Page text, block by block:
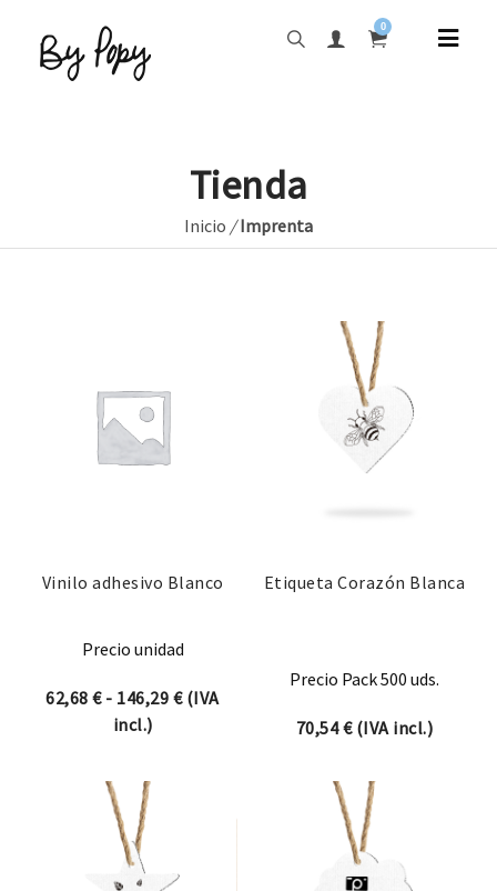
0
Tienda
Inicio /Imprenta
Vinilo adhesivo Blanco
Precio unidad
62,68€ - 146,29 €Rango de precios: desde 62,68 € hasta
(IVA
incl.)
Etiqueta Corazón Blanca
Precio Pack 500 uds.
70,54€(IVA incl.)